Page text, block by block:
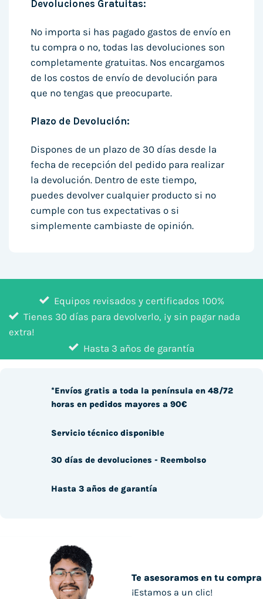
Devoluciones Gratuitas:
No importa si has pagado gastos de envío en
tu compra o no, todas las devoluciones son
completamente gratuitas. Nos encargamos
de los costos de envío de devolución para
que no tengas que preocuparte.
Plazo de Devolución:
Dispones de un plazo de 30 días desde la
fecha de recepción del pedido para realizar
la devolución. Dentro de este tiempo,
puedes devolver cualquier producto si no
cumple con tus expectativas o si
simplemente cambiaste de opinión.
Equipos revisados y certificados 100%
Tienes 30 días para devolverlo, ¡y sin pagar nada
extra!
Hasta 3 años de garantía
Te asesoramos en tu compra
¡Estamos a un clic!
*Envíos gratis a toda la península en 48/72
horas en pedidos mayores a 90€
Servicio técnico disponible
30 días de devoluciones - Reembolso
Hasta 3 años de garantía